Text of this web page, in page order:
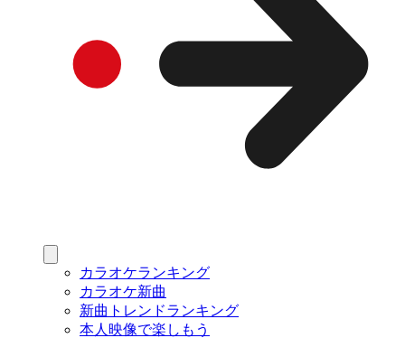
カラオケランキング
カラオケ新曲
新曲トレンドランキング
本人映像で楽しもう